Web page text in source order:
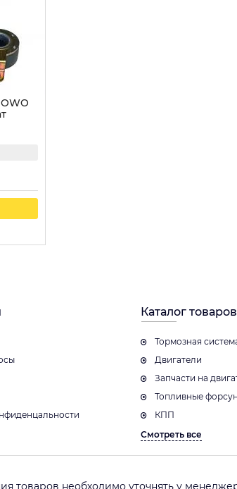
Каталог товаров
Тормозная
Двигатели
Запчасти на
Топливные
КПП
Смотреть все